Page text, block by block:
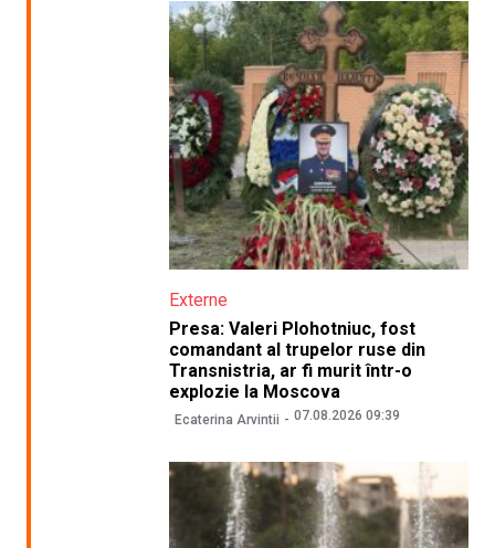
Externe
Presa: Valeri Plohotniuc, fost
comandant al trupelor ruse din
Transnistria, ar fi murit într-o
explozie la Moscova
Ecaterina Arvintii 07.08.2026 09:39